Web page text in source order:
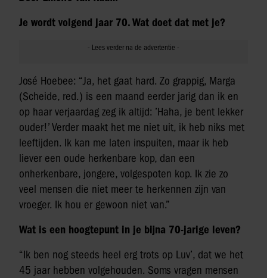
Je wordt volgend jaar 70. Wat doet dat met je?
José Hoebee: “Ja, het gaat hard. Zo grappig, Marga
(Scheide, red.) is een maand eerder jarig dan ik en
op haar verjaardag zeg ik altijd: ’Haha, je bent lekker
ouder!’ Verder maakt het me niet uit, ik heb niks met
leeftijden. Ik kan me laten inspuiten, maar ik heb
liever een oude herkenbare kop, dan een
onherkenbare, jongere, volgespoten kop. Ik zie zo
veel mensen die niet meer te herkennen zijn van
vroeger. Ik hou er gewoon niet van.”
Wat is een hoogtepunt in je bijna 70-jarige leven?
“Ik ben nog steeds heel erg trots op Luv’, dat we het
45 jaar hebben volgehouden. Soms vragen mensen